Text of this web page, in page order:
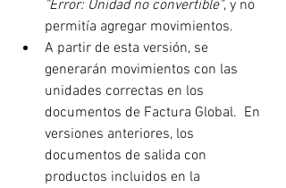
"Error: Unidad no convertible", y no
permitía agregar movimientos.
A partir de esta versión, se
generarán movimientos con las
unidades correctas en los
documentos de Factura Global.  En
versiones anteriores, los
documentos de salida con
productos incluidos en la